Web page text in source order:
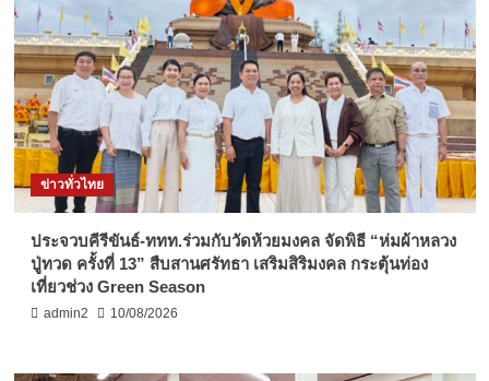
ข่าวทั่วไทย
ประจวบคีรีขันธ์-ททท.ร่วมกับวัดห้วยมงคล จัดพิธี “ห่มผ้าหลวง
ปู่ทวด ครั้งที่ 13” สืบสานศรัทธา เสริมสิริมงคล กระตุ้นท่อง
เที่ยวช่วง Green Season
admin2 10/08/2026